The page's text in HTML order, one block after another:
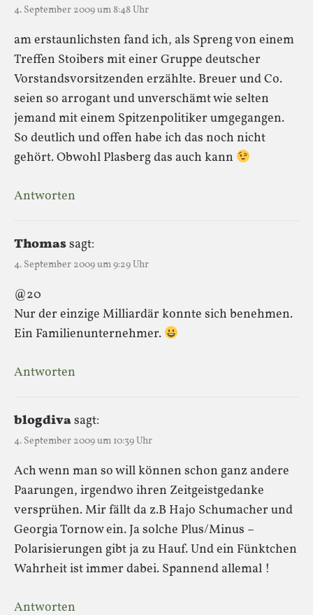
4. September 2009 um 8:48 Uhr
am erstaunlichsten fand ich, als Spreng von einem
Treffen Stoibers mit einer Gruppe deutscher
Vorstandsvorsitzenden erzählte. Breuer und Co.
seien so arrogant und unverschämt wie selten
jemand mit einem Spitzenpolitiker umgegangen.
So deutlich und offen habe ich das noch nicht
gehört. Obwohl Plasberg das auch kann
Antworten
Thomassagt:
4. September 2009 um 9:29 Uhr
@20
Nur der einzige Milliardär konnte sich benehmen.
Ein Familienunternehmer.
Antworten
blogdivasagt:
4. September 2009 um 10:39 Uhr
Ach wenn man so will können schon ganz andere
Paarungen, irgendwo ihren Zeitgeistgedanke
versprühen. Mir fällt da z.B Hajo Schumacher und
Georgia Tornow ein. Ja solche Plus/Minus –
Polarisierungen gibt ja zu Hauf. Und ein Fünktchen
Wahrheit ist immer dabei. Spannend allemal !
Antworten